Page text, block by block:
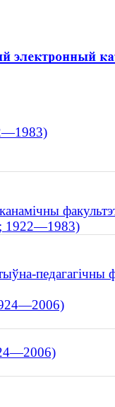
; 1922—1983)
педагагічны